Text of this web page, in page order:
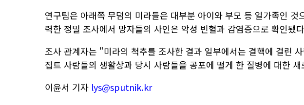
연구팀은 아래쪽 무덤의 미라들은 대부분 아이와 부모 등 일가족인 것
력한 정밀 조사에서 망자들의 사인은 악성 빈혈과 감염증으로 확인됐
조사 관계자는 "미라의 척추를 조사한 결과 일부에서는 결핵에 걸린
집트 사람들의 생활상과 당시 사람들을 공포에 떨게 한 질병에 대한
이윤서 기자 lys@sputnik.kr